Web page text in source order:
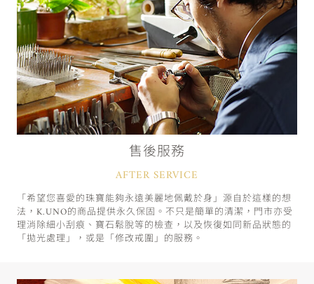
售後服務
AFTER SERVICE
「希望您喜愛的珠寶能夠永遠美麗地佩戴於身」源自於這樣的想
法，K.UNO的商品提供永久保固。不只是簡單的清潔，門市亦受
理消除細小刮痕、寶石鬆脫等的檢查，以及恢復如同新品狀態的
「拋光處理」，或是「修改戒圍」的服務。